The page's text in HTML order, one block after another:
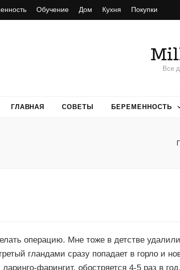
Обучение Дом Кухня Покупки
Все
ГЛАВНАЯ СОВЕТЫ БЕРЕМЕННОСТЬ
операцию. Мне тоже в детстве
гландами сразу попадает в горло и
фарингит, обостряется 4-5 раз в